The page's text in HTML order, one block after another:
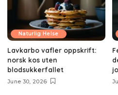
Naturlig Helse
Lavkarbo vafler oppskrift:
norsk kos uten
blodsukkerfallet
June 30, 2026